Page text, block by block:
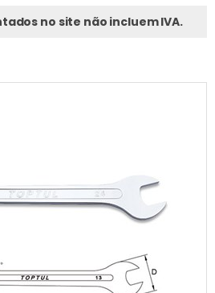
no site não incluem IVA.